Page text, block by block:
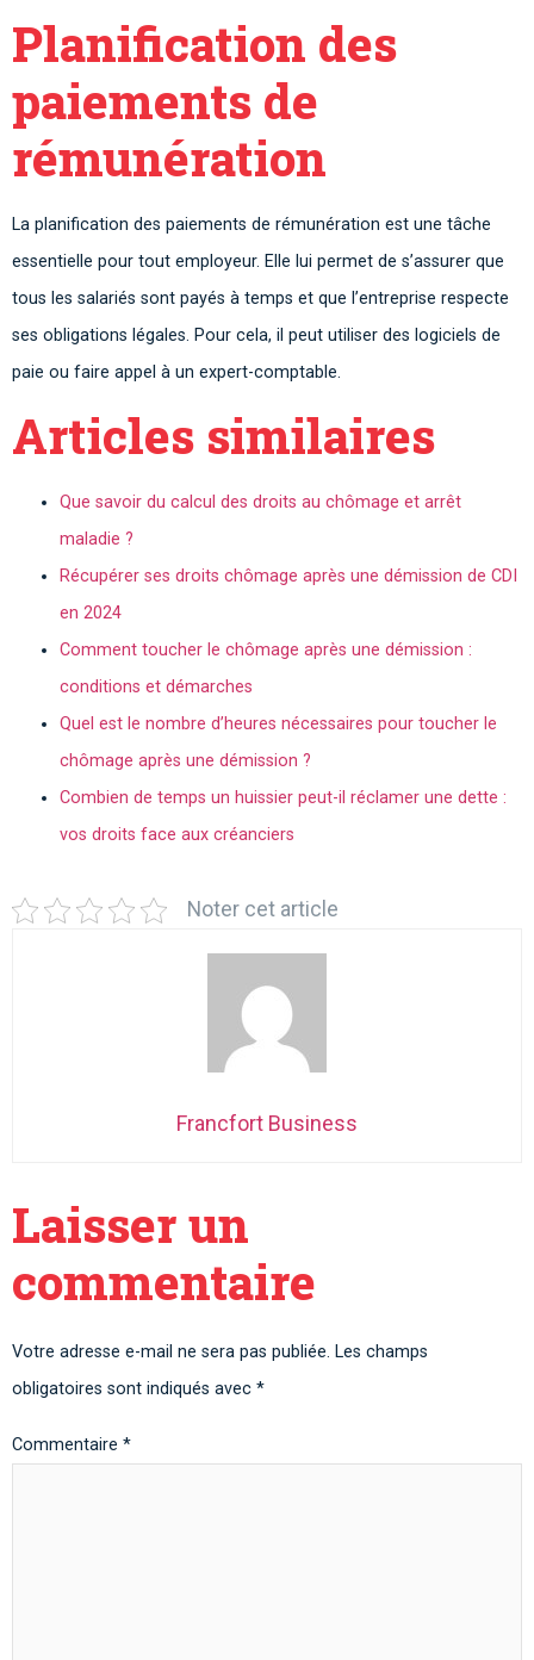
Planification des
paiements de
rémunération
La planification des paiements de rémunération est une tâche
essentielle pour tout employeur. Elle lui permet de s’assurer que
tous les salariés sont payés à temps et que l’entreprise respecte
ses obligations légales. Pour cela, il peut utiliser des logiciels de
paie ou faire appel à un expert-comptable.
Articles similaires
Que savoir du calcul des droits au chômage et arrêt
maladie ?
Récupérer ses droits chômage après une démission de CDI
en 2024
Comment toucher le chômage après une démission :
conditions et démarches
Quel est le nombre d’heures nécessaires pour toucher le
chômage après une démission ?
Combien de temps un huissier peut-il réclamer une dette :
vos droits face aux créanciers
Noter cet article
Francfort Business
Laisser un
commentaire
Votre adresse e-mail ne sera pas publiée. Les champs
obligatoires sont indiqués avec *
Commentaire *